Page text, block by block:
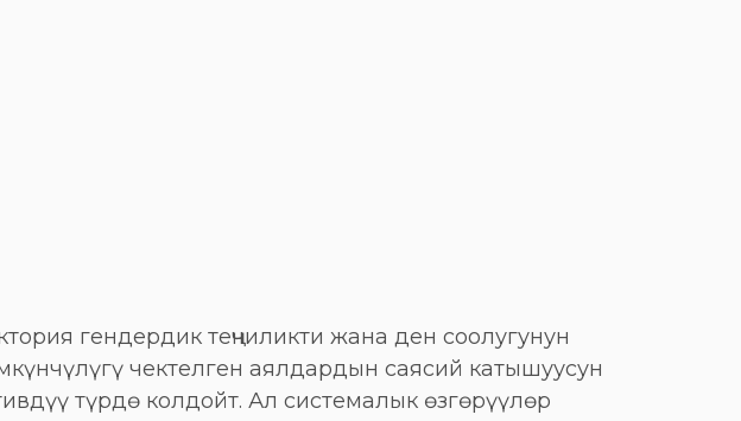
гендердик теңчиликти жана ден соолугунун
чектелген аялдардын саясий катышуусун
түрдө колдойт. Ал системалык өзгөрүүлөр